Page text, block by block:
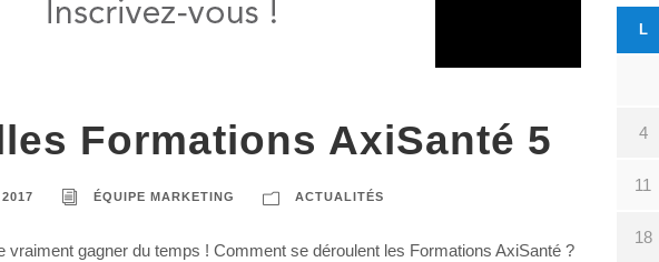
Formations AxiSanté 5
ÉQUIPE MARKETING ACTUALITÉS
vraiment gagner du temps ! Comment se déroulent les Formations AxiSanté ?
L
4
11
18